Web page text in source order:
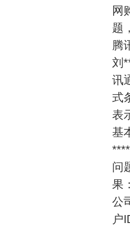
网
题
腾
刘
讯
式
表
基
问
果
公
户